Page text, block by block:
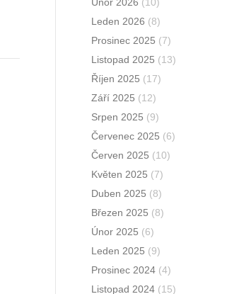
Leden 2026 (8)
Prosinec 2025 (7)
Listopad 2025 (13)
Říjen 2025 (17)
Září 2025 (12)
Srpen 2025 (9)
Červenec 2025 (6)
Červen 2025 (10)
Květen 2025 (7)
Duben 2025 (8)
Březen 2025 (8)
Únor 2025 (6)
Leden 2025 (9)
Prosinec 2024 (4)
Listopad 2024 (15)